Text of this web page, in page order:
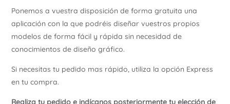
Ponemos a vuestra disposición de forma gratuita una
aplicación con la que podréis diseñar vuestros propios
modelos de forma fácil y rápida sin necesidad de
conocimientos de diseño gráfico.
Si necesitas tu pedido mas rápido, utiliza la opción Express
en tu compra.
Realiza tu pedido e indícanos posteriormente tu elección de